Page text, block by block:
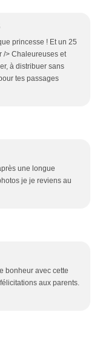
princesse ! Et un 25
/> Chaleureuses et
à distribuer sans
tes passages
une longue
je je reviens au
bonheur avec cette
aux parents.